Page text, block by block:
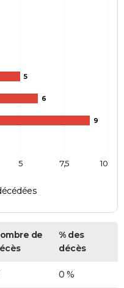
5
6
9
10
5 7,5
de
% des
décès
0 %